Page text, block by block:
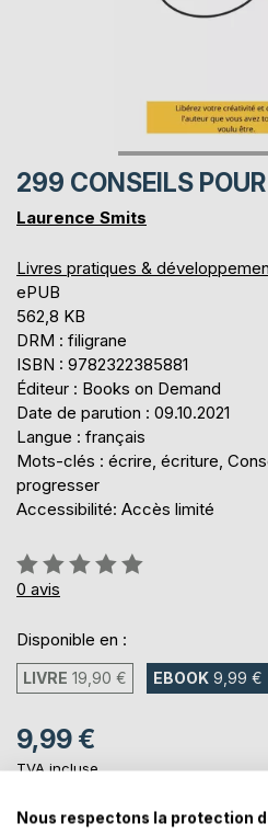
299 CONSEILS
Laurence Smits
Livres pratiques &
ePUB
562,8 KB
DRM : filigrane
ISBN : 9782322385881
Éditeur : Books on Demand
Date de parution : 09.10.2021
Langue : français
Mots-clés : écrire, écriture,
progresser
Accessibilité: Accès limité
Évaluation:
0%
0 avis
Disponible en :
LIVRE 19,90 € EBOOK 9,99 €
9,99 €
TVA incluse
Téléchargement disponible dès
Nous respectons la protection